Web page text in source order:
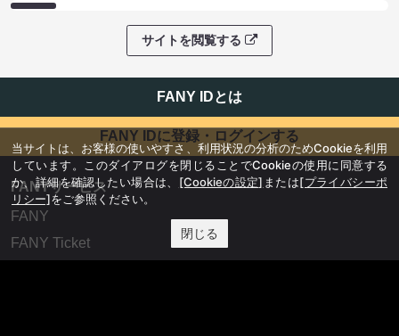
サイトを閲覧する
FANY IDとは
FANY IDに登録・ログインする
FANYサービス
FANY
FANY Ticket
当サイトは、お客様の使いやすさ、利用状況の分析のためCookieを利用
しています。このダイアログを閉じることでCookieの使用に同意する
か、詳細を確認したい場合は、 [Cookieの設定] または[プライバシーポ
リシー]をご参照ください。
閉じる